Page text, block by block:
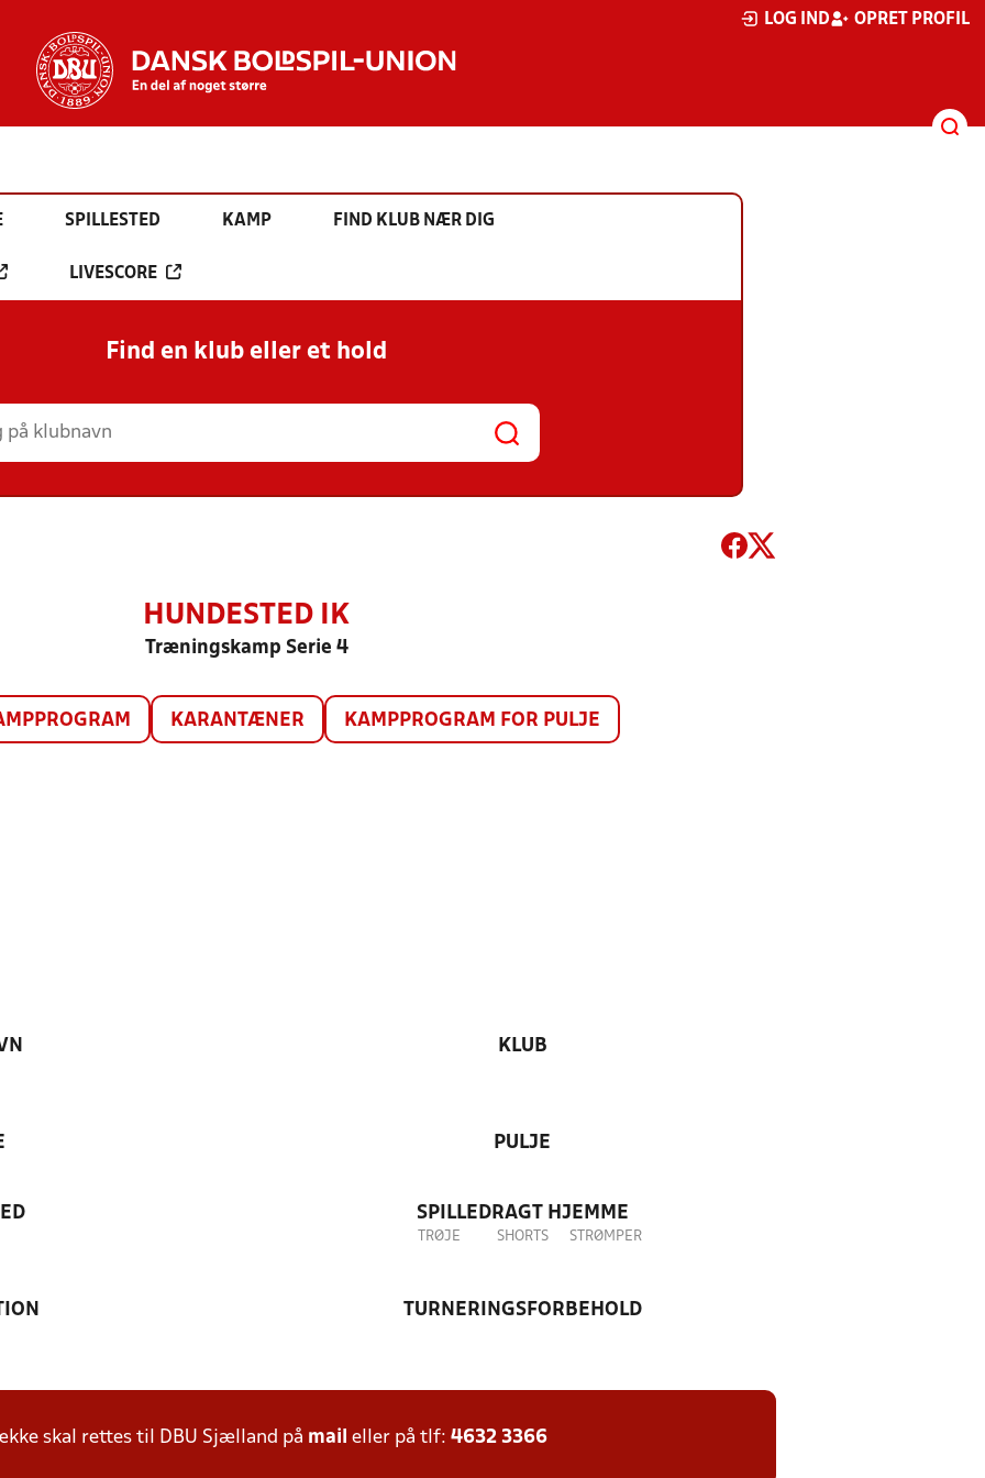
LOG IND OPRET PROFIL
SPILLESTED KAMP FIND KLUB NÆR DIG
LIVESCORE
Find en klub eller et hold
HUNDESTED IK
Træningskamp Serie 4
KARANTÆNER KAMPPROGRAM FOR PULJE
KLUB
PULJE
SPILLEDRAGT HJEMME
TRØJE SHORTS STRØMPER
TURNERINGSFORBEHOLD
skal rettes til DBU Sjælland på mail eller på tlf: 4632 3366